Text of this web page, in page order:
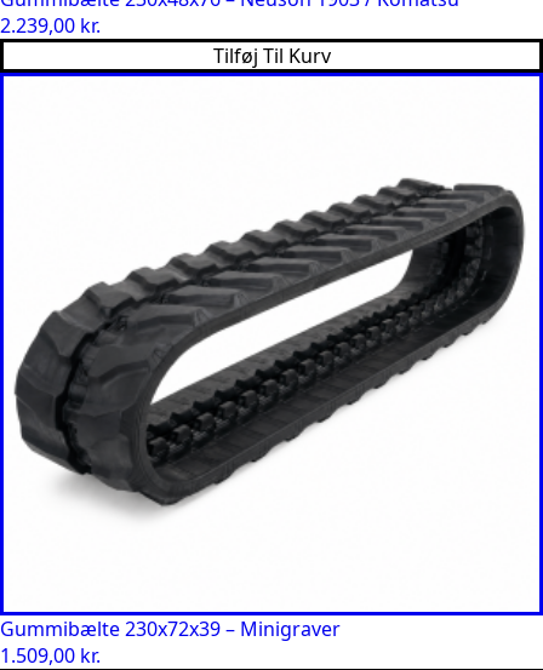
2.239,00 kr.
Tilføj Til Kurv
Gummibælte 230x72x39 – Minigraver
1.509,00 kr.